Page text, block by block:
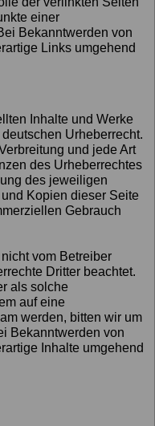
einer
Bekanntwerden von
Links umgehend
Inhalte und Werke
Urheberrecht.
und jede Art
des Urheberrechtes
des jeweiligen
Kopien dieser Seite
Gebrauch
vom Betreiber
Dritter beachtet.
als solche
auf eine
werden, bitten wir um
Bekanntwerden von
Inhalte umgehend